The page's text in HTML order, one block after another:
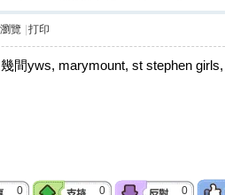
覽 打印
間yws, marymount, st stephen
0 0 0